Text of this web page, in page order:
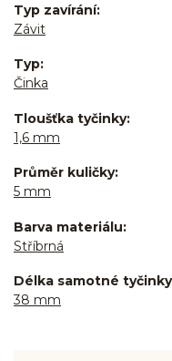
Typ zavírání
Závit
Typ
Činka
Tloušťka tyčinky
1,6 mm
Průměr kuličky
5 mm
Barva materiálu
Stříbrná
Délka samotné
38 mm